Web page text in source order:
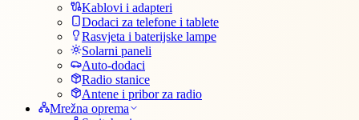
Kablovi i adapteri
Dodaci za telefone i tablete
Rasvjeta i baterijske lampe
Solarni paneli
Auto-dodaci
Radio stanice
Antene i pribor za radio
Mrežna oprema